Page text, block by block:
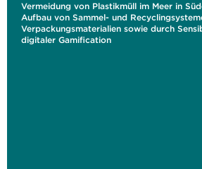
Vermeidung von Plastikmüll im Meer in
Aufbau von Sammel- und
Verpackungsmaterialien sowie durch
digitaler Gamification